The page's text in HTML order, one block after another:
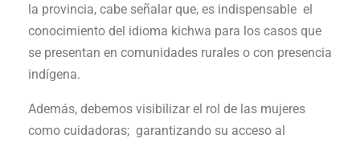
la provincia, cabe señalar que, es indispensable el
conocimiento del idioma kichwa para los casos que
se presentan en comunidades rurales o con presencia
indígena.
Además, debemos visibilizar el rol de las mujeres
como cuidadoras; garantizando su acceso al